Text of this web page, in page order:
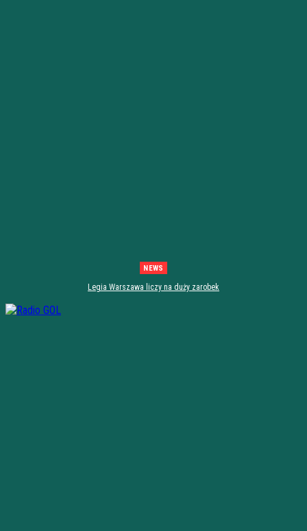
NEWS
Legia Warszawa liczy na duży zarobek